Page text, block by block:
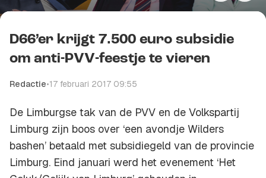
Kopieer link
D66’er krijgt 7.500 euro subsidie
om anti-PVV-feestje te vieren
Redactie•17 februari 2017 09:55
De Limburgse tak van de PVV en de Volkspartij
Limburg zijn boos over ‘een avondje Wilders
bashen’ betaald met subsidiegeld van de provincie
Limburg. Eind januari werd het evenement ‘Het